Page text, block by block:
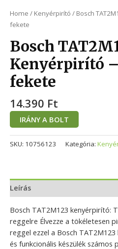
Home / Kenyérpirító / Bosch
fekete
Bosch
Kenyérpirító
fekete
14.390 Ft
IRÁNY A BOLT
SKU: 10756123 Kategória:
Leírás
Bosch TAT2M123 kenyérpirító:
reggelre Élvezze a tökéletesen
reggel ezzel a Bosch
és funkcionális készülék számos